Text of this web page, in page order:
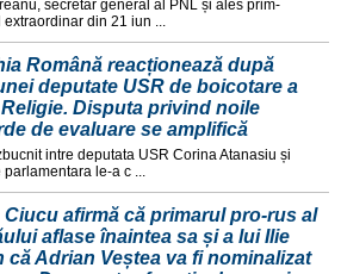
secretar general al PNL și ales prim-
din 21 iun ...
Română reacționează după
deputate USR de boicotare a
Disputa privind noile
de evaluare se amplifică
intre deputata USR Corina Atanasiu și
le-a c ...
Ciucu afirmă că primarul pro-rus al
aflase înaintea sa și a lui Ilie
că Adrian Veștea va fi nominalizat